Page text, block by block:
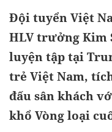
Đội tuyển Việt
HLV trưởng Kim
luyện tập tại
trẻ Việt Nam,
đấu sân khách
khổ Vòng loại